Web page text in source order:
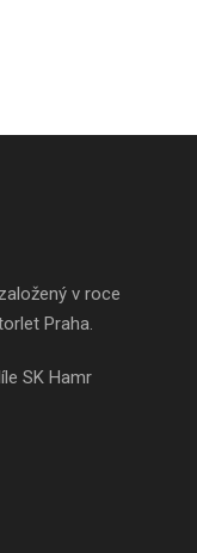
v roce
Praha.
SK Hamr